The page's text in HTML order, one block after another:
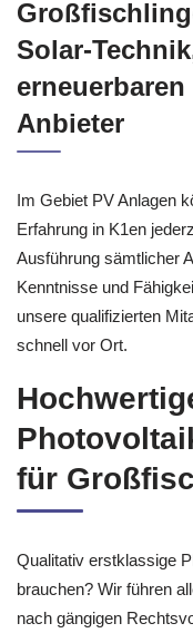
Preiswerte
Solar-
erneuerbaren
Im Gebiet PV Anlagen
Erfahrung in K1en
Ausführung sämtlicher
Kenntnisse und
schnell vor Ort.
Qualitativ erstklassige